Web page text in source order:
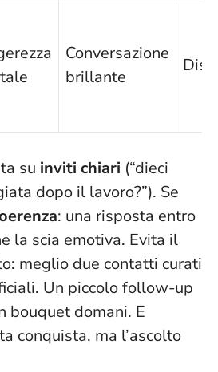
Conversazione
brillante
su inviti chiari (“dieci
dopo il lavoro?”). Se
: una risposta entro
la scia emotiva. Evita il
meglio due contatti curati
Un piccolo follow-up
bouquet domani. E
conquista, ma l’ascolto